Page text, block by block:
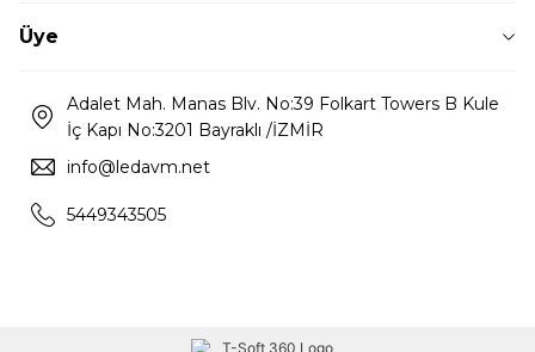
Üye
Adalet Mah. Manas Blv. No:39 Folkart Towers B Kule
İç Kapı No:3201 Bayraklı /İZMİR
info@ledavm.net
5449343505